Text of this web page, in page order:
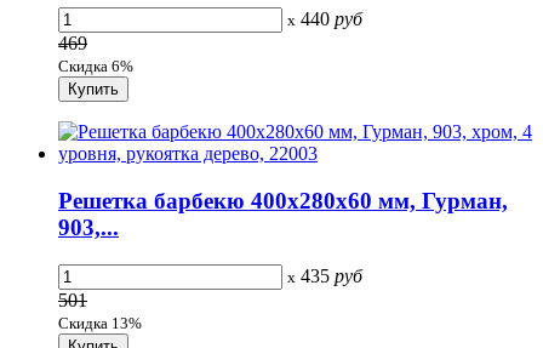
x 440 руб
469
Скидка 6%
Решетка барбекю 400х280х60 мм, Гурман,
903,...
x 435 руб
501
Скидка 13%